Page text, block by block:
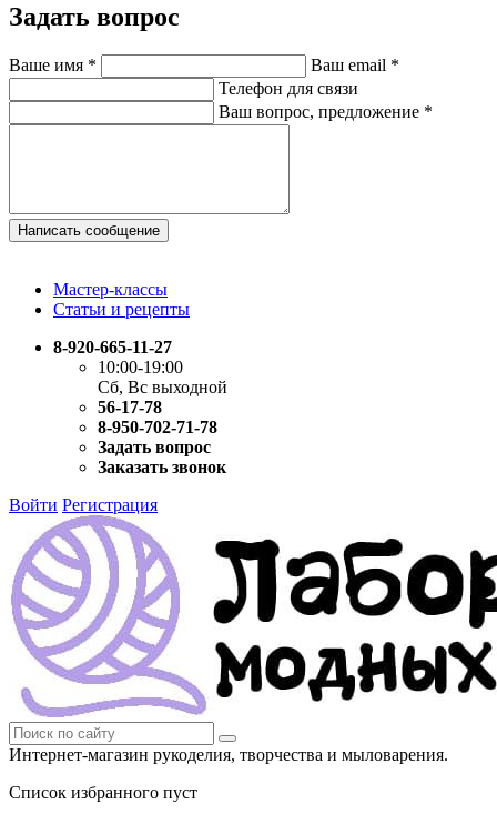
Задать вопрос
Ваше имя * Ваш email *
Телефон для связи
Ваш вопрос, предложение *
Написать сообщение
Мастер-классы
Статьи и рецепты
8-920-665-11-27
10:00-19:00
Сб, Вс выходной
56-17-78
8-950-702-71-78
Задать вопрос
Заказать звонок
Войти Регистрация
Интернет-магазин рукоделия, творчества и мыловарения.
Список избранного пуст